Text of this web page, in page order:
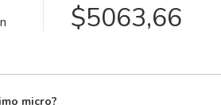
$5063,66
micro?